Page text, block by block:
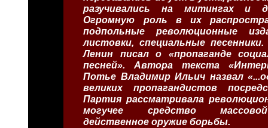
разучивались на митингах и
Огромную роль в их
подпольные революционные
листовки, специальные
Ленин писал о «пропаганде
песней». Автора текста
Потье Владимир Ильич назвал
великих пропагандистов
Партия рассматривала
могучее средство
действенное оружие борьбы.